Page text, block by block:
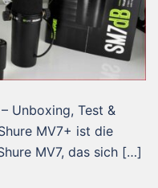
Unboxing, Test &
MV7+ ist die
MV7, das sich […]